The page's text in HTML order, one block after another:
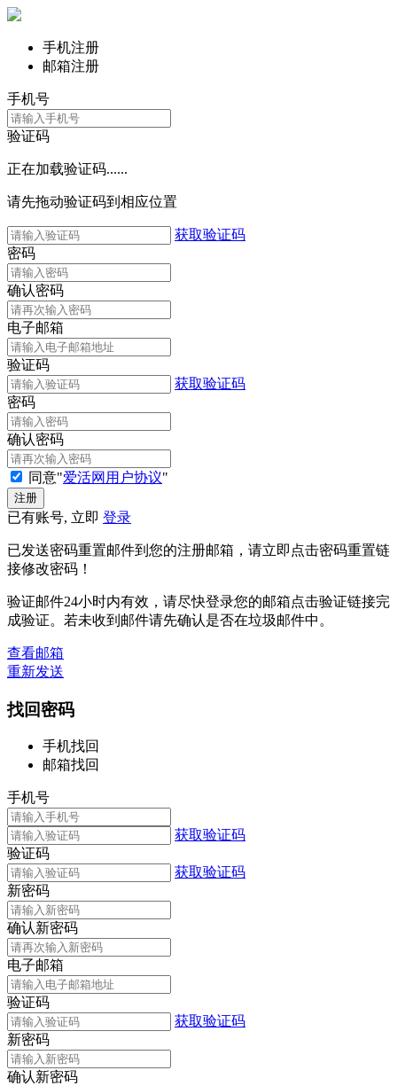
手机注册
邮箱注册
手机号
验证码
正在加载验证码......
请先拖动验证码到相应位置
获取验证码
密码
确认密码
电子邮箱
验证码
获取验证码
密码
确认密码
同意"爱活网用户协议"
已有账号, 立即 登录
已发送密码重置邮件到您的注册邮箱，请立即点击密码重置链
接修改密码！
验证邮件24小时内有效，请尽快登录您的邮箱点击验证链接完
成验证。若未收到邮件请先确认是否在垃圾邮件中。
查看邮箱
重新发送
找回密码
手机找回
邮箱找回
手机号
获取验证码
验证码
获取验证码
新密码
确认新密码
电子邮箱
验证码
获取验证码
新密码
确认新密码